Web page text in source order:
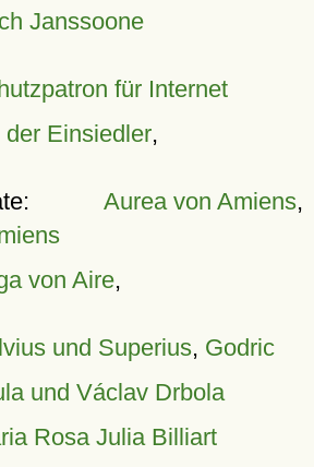
Janssoone
für Internet
der Einsiedler,
Aurea von Amiens,
von Aire,
und Superius, Godric
und Václav Drbola
Rosa Julia Billiart